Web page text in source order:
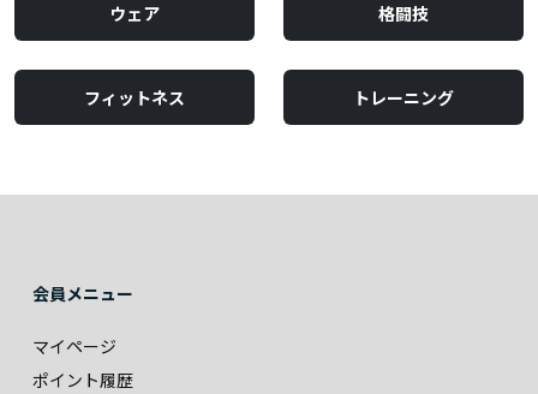
ウェア 格闘技
フィットネス トレーニング
会員メニュー
マイページ
ポイント履歴